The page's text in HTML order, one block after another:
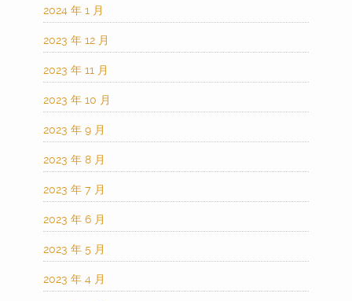
2024 年 1 月
2023 年 12 月
2023 年 11 月
2023 年 10 月
2023 年 9 月
2023 年 8 月
2023 年 7 月
2023 年 6 月
2023 年 5 月
2023 年 4 月